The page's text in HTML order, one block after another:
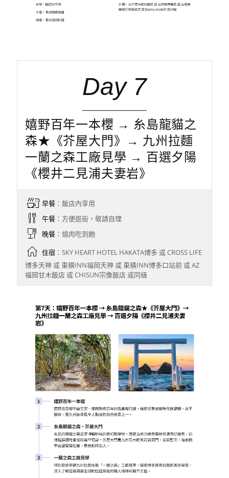
Day 7
嬉野百年一本櫻 → 糸島龍貓之
森★《芥屋大門》→ 九州拉麵
一蘭之森工廠見學 → 百選夕陽
《櫻井二見浦夫妻岩》
早餐：飯店內享用
午餐：方便逛街，敬請自理
晚餐：燒肉吃到飽
住宿：SKY HEART HOTEL HAKATA博多 或 CROSS LIFE
博多天神 或 東橫INN福岡天神 或 東橫INN博多口站前 或 AZ
福岡甘木飯店 或 CHISUN宗像飯店 或同級